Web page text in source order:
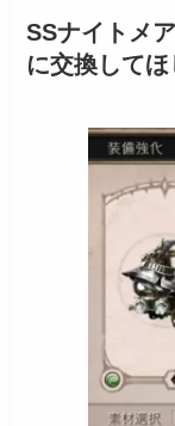
SSナイトメ
に交換して